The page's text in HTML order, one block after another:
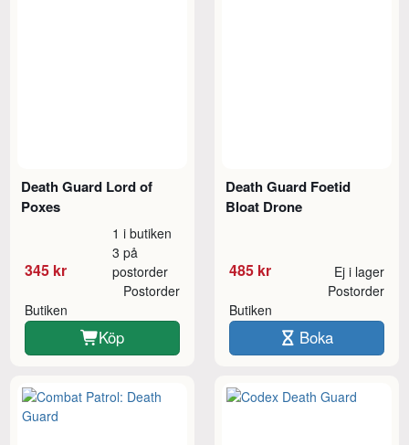
Death Guard Lord of
Poxes
345 kr
1 i butiken
3 på
postorder
Butiken
Postorder
Köp
Death Guard Foetid
Bloat Drone
485 kr Ej i lager
Butiken
Postorder
Boka